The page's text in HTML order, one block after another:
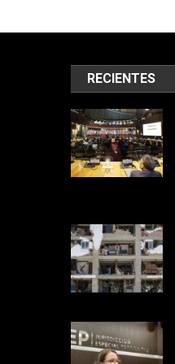
RECIENTES